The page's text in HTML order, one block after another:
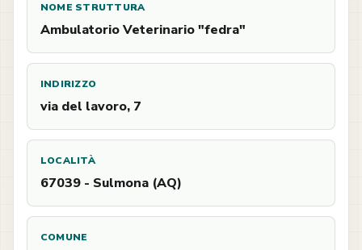
NOME STRUTTURA
Ambulatorio Veterinario "fedra"
INDIRIZZO
via del lavoro, 7
LOCALITÀ
67039 - Sulmona (AQ)
COMUNE